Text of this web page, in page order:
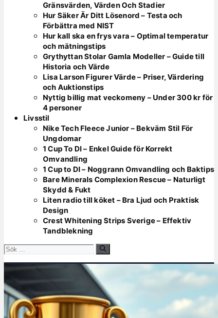
Gränsvärden, Värden Och Stadier
Hur Säker Är Ditt Lösenord – Testa och
Förbättra med NIST
Hur kall ska en frys vara – Optimal temperatur
och mätningstips
Grythyttan Stolar Gamla Modeller – Guide till
Historia och Värde
Lisa Larson Figurer Värde – Priser, Värdering
och Auktionstips
Nyttig billig mat veckomeny – Under 300 kr för
4 personer
Livsstil
Nike Tech Fleece Junior – Bekväm Stil För
Ungdomar
1 Cup To Dl – Enkel Guide för Korrekt
Omvandling
1 Cup to Dl – Noggrann Omvandling och Baktips
Bare Minerals Complexion Rescue – Naturligt
Skydd & Fukt
Liten radio till köket – Bra Ljud och Praktisk
Design
Crest Whitening Strips Sverige – Effektiv
Tandblekning
Sök